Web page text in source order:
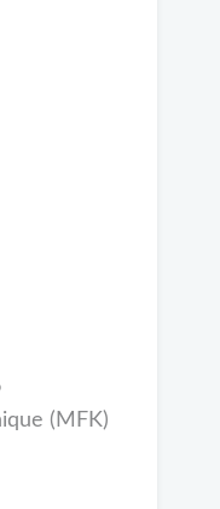
(MFK)